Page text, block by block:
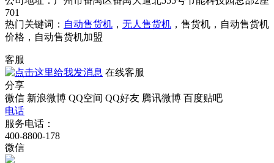
701
热门关键词： 自动售货机 ， 无人售货机 ，售货机，自动售货机
价格，自动售货机加盟
客服
在线客服
分享
微信 新浪微博 QQ空间 QQ好友 腾讯微博 百度贴吧
电话
服务电话：
400-8800-178
微信